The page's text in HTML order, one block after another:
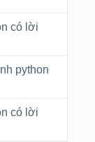
có lời
python
có lời